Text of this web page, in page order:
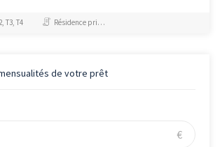
du
T3, T4 Résidence principale / PTZ
de votre prêt
€